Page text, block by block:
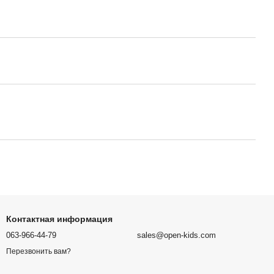
Контактная информация
063-966-44-79
Перезвонить вам?
sales@open-kids.com